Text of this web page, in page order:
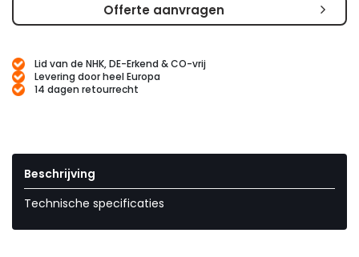
Offerte aanvragen
Lid van de NHK, DE-Erkend & CO-vrij
Levering door heel Europa
14 dagen retourrecht
Beschrijving
Technische specificaties